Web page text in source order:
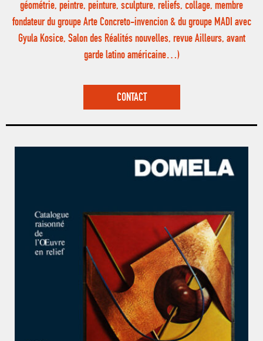
géométrie, peintre, peinture, sculpture, reliefs, collage, membre
fondateur du groupe Arte Concreto-invencion & du groupe MADI avec
Gyula Kosice, Salon des Réalités nouvelles, revue Ailleurs, avant
garde latino américaine…)
CONTACT